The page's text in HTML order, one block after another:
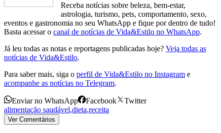
Receba notícias sobre beleza, bem-estar,
astrologia, turismo, pets, comportamento, sexo,
eventos e gastronomia no seu WhatsApp e fique por dentro de tudo!
Basta acessar o canal de notícias de Vida&Estilo no WhatsApp.
Já leu todas as notas e reportagens publicadas hoje? Veja todas as
notícias de Vida&Estilo.
Para saber mais, siga o perfil de Vida&Estilo no Instagram e
acompanhe as notícias no Telegram.
Enviar no WhatsApp Facebook
Twitter
alimentação saudável,dieta,receita
Ver Comentários